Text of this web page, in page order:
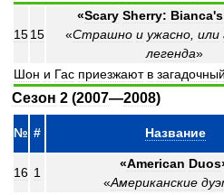
1515
«Scary Sherry: Bianca's
«Страшно и ужасно, или
легенда»
Шон и Гас приезжают в загадочный
Сезон 2 (2007—2008)
№ # Название
16 1
«American Duos
«Американские